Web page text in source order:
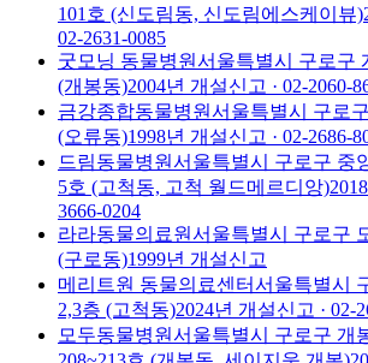
101호 (신도림동, 신도림에스케이뷰)
02-2631-0085
굿모닝 동물병원서울특별시 구로구
(개봉동)2004년 개설신고 · 02-2060-
금강종합동물병원서울특별시 구로
(오류동)1998년 개설신고 · 02-2686-
드림동물병원서울특별시 구로구 중
5호 (고척동, 고척 월드메르디앙)2018
3666-0204
라라동물의료원서울특별시 구로구
(구로동)1999년 개설신고
메리트원 동물의료센터서울특별시
2,3층 (고척동)2024년 개설신고 · 02-
모두동물병원서울특별시 구로구 개